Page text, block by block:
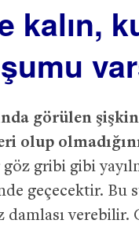
kalın,
görülen
olup
gribi gibi
geçecektir. Bu
verebilir.